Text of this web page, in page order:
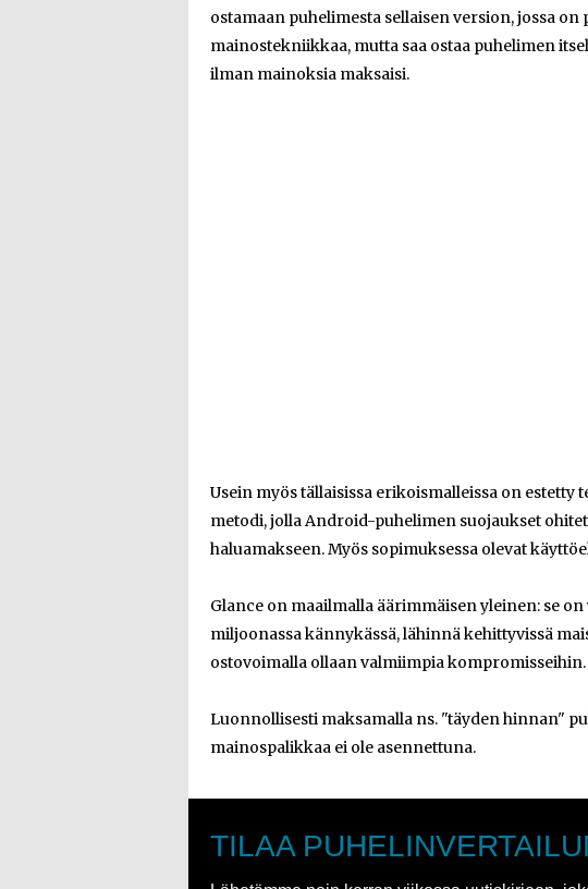
ostamaan puhelimesta sellaisen version, jossa
mainostekniikkaa, mutta saa ostaa puhelimen
ilman mainoksia maksaisi.
Usein myös tällaisissa erikoismalleissa on
metodi, jolla Android-puhelimen suojaukset
haluamakseen. Myös sopimuksessa olevat
Glance on maailmalla äärimmäisen yleinen: se
miljoonassa kännykässä, lähinnä kehittyvissä
ostovoimalla ollaan valmiimpia kompromisseihin.
Luonnollisesti maksamalla ns. "täyden hinnan"
mainospalikkaa ei ole asennettuna.
TILAA